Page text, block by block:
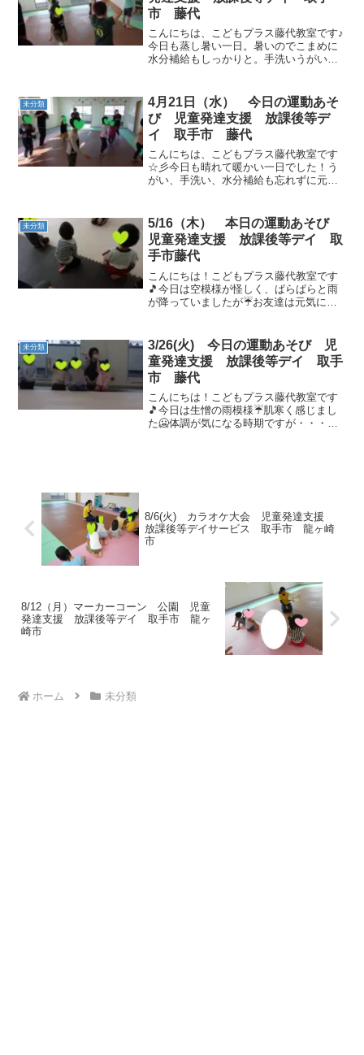
市 藤代
こんにちは、こどもプラス藤代教室です♪
今日も蒸し暑い一日。暑いのでこまめに
水分補給もしっかりと。手洗いうがい、
備体操大きく体を動かしてストレッチ新
聞ジャンケン 先生の...
未分類
4月21日（水） 今日の運動あそ
び 児童発達支援 放課後等デ
イ 取手市 藤代
こんにちは、こどもプラス藤代教室です
☆彡今日も晴れて暖かい一日でした！う
がい、手洗い、水分補給も忘れずに元気
りました！途中、歌いながら踊る子
も・・☆ 1から10までの数...
未分類
5/16（木） 本日の運動あそび
児童発達支援 放課後等デイ 取
手市藤代
こんにちは！こどもプラス藤代教室です
🎵今日は空模様が怪しく、ぱらぱらと雨
が降っていましたが☔お友達は元気に
ご挨拶をします！上手に座ってご挨拶が
出来ました💮最初はボール転...
未分類
3/26(火) 今日の運動あそび 児
童発達支援 放課後等デイ 取手
市 藤代
こんにちは！こどもプラス藤代教室です
🎵今日は生憎の雨模様☔肌寒く感じまし
た🥶体調が気になる時期ですが・・・皆
8/6(火) カラオケ大会 児童発達支援
放課後等デイサービス 取手市 龍ヶ崎
市
8/12（月）マーカーコーン 公園 児童
発達支援 放課後等デイ 取手市 龍ヶ
崎市
ホーム 未分類